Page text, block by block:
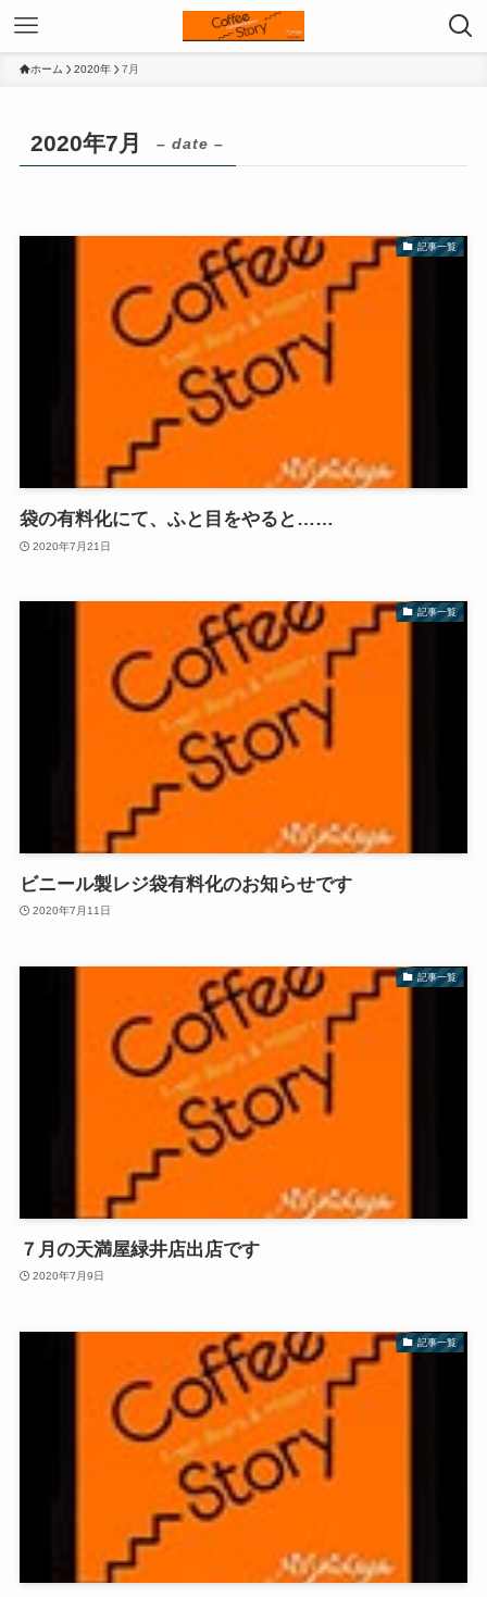
ホーム 2020年 7月
2020年7月 – date –
記事一覧
袋の有料化にて、ふと目をやると……
2020年7月21日
記事一覧
ビニール製レジ袋有料化のお知らせです
2020年7月11日
記事一覧
７月の天満屋緑井店出店です
2020年7月9日
記事一覧